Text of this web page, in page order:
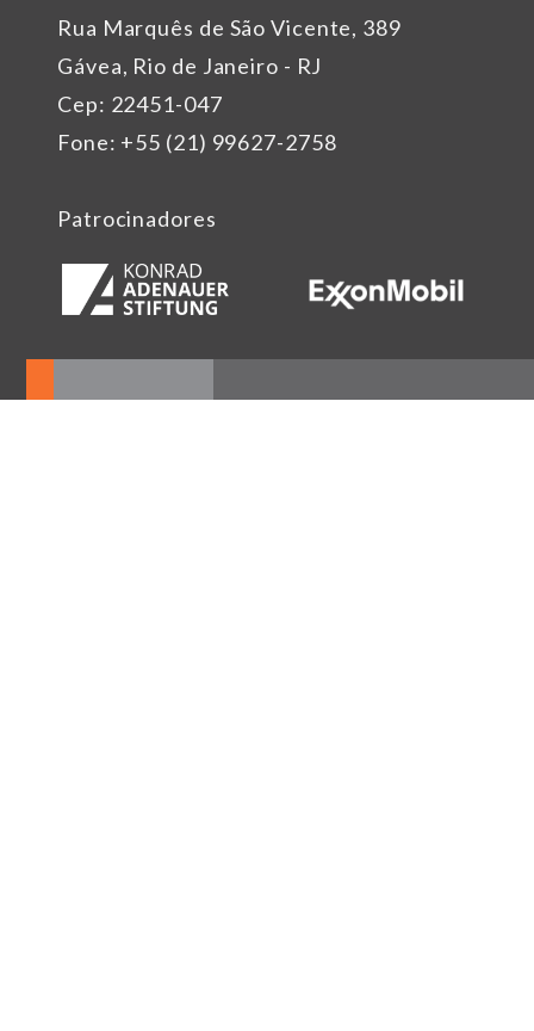
Rua Marquês de São Vicente, 389
Gávea, Rio de Janeiro - RJ
Cep: 22451-047
Fone: +55 (21) 99627-2758
Patrocinadores